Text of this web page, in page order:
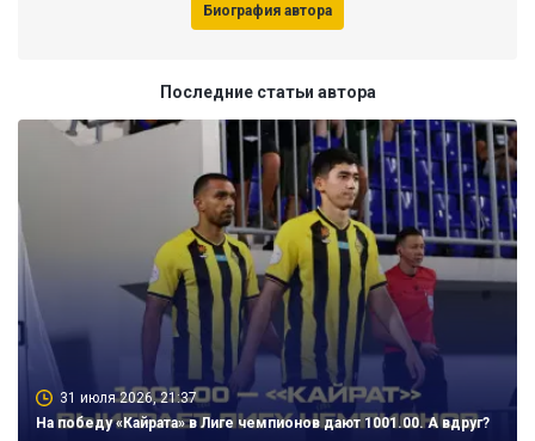
Биография автора
Последние статьи автора
31 июля 2026, 21:37
На победу «Кайрата» в Лиге чемпионов дают 1001.00. А вдруг?